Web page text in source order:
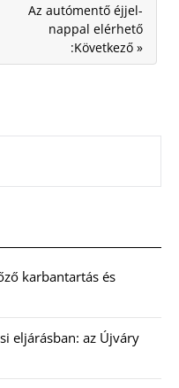
Az autómentő éjjel-
nappal elérhető
:Következő »
karbantartás és
eljárásban: az Újváry